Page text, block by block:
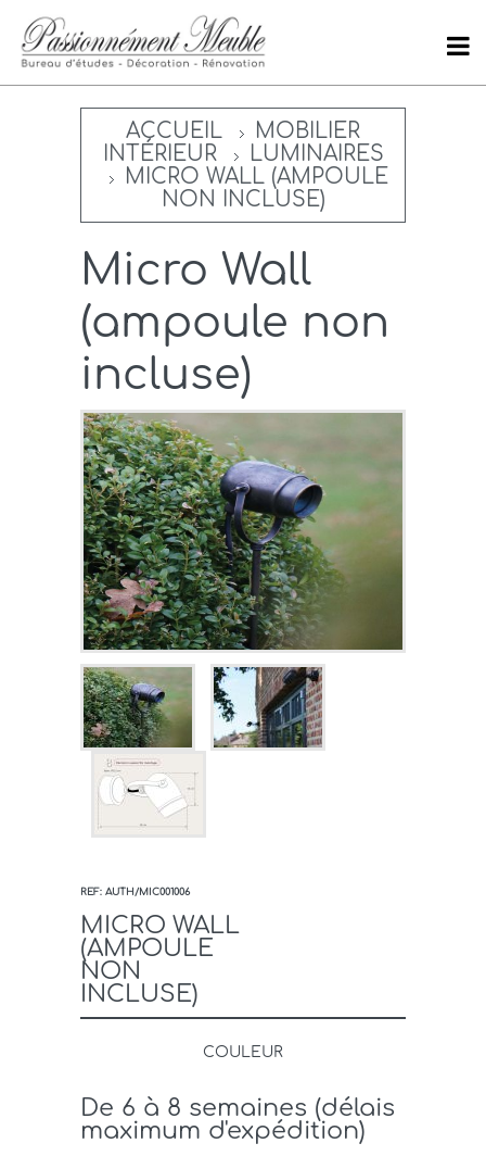
ACCUEIL
MOBILIER
INTÉRIEUR
LUMINAIRES
MICRO WALL (AMPOULE
NON INCLUSE)
Micro Wall
(ampoule non
incluse)
REF: AUTH/MIC001006
MICRO WALL
(AMPOULE
NON
INCLUSE)
COULEUR
De 6 à 8 semaines (délais
maximum d'expédition)